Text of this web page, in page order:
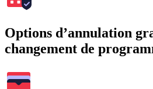
Options d’annulation
changement de